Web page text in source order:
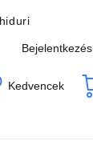
Bejelentkezés
Kedvencek